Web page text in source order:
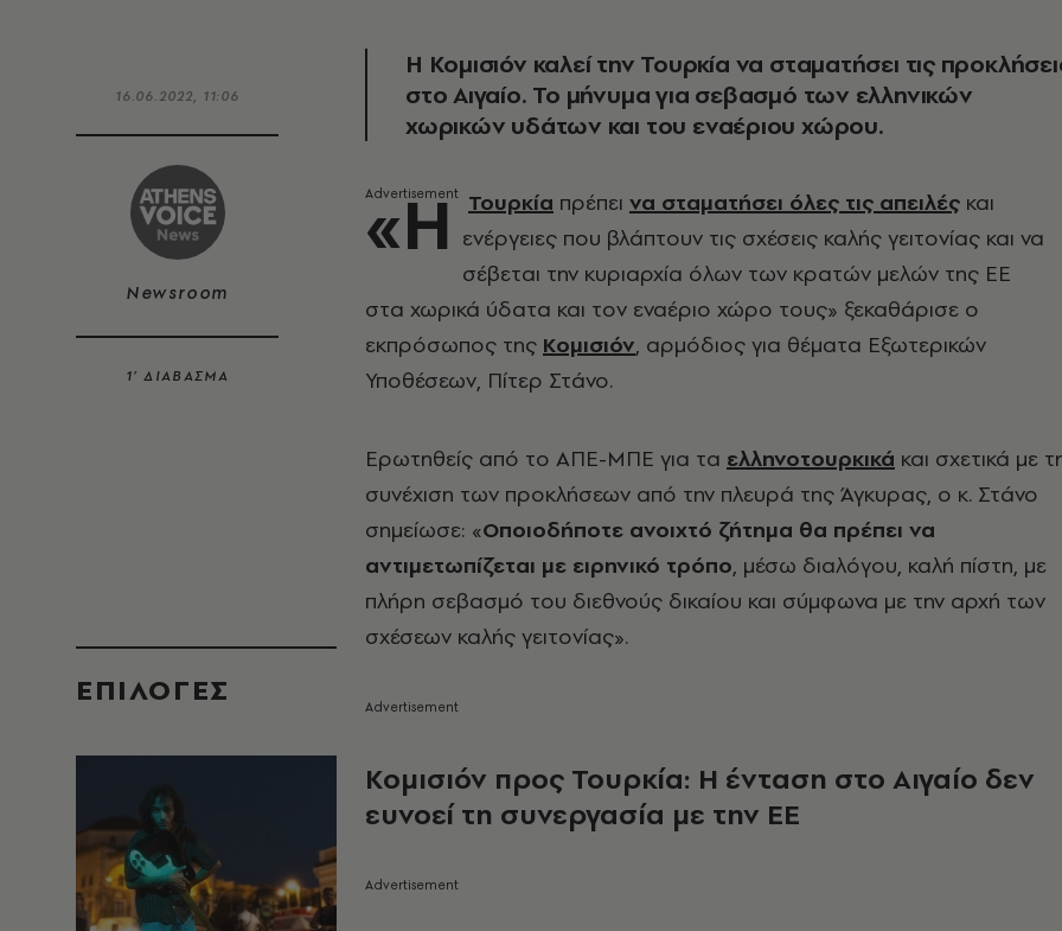
16.06.2022, 11:06
Newsroom
1’ ΔΙΑΒΑΣΜΑ
EΠΙΛΟΓΈΣ
Η Κομισιόν καλεί την Τουρκία να σταματήσει τις
στο Αιγαίο. Το μήνυμα για σεβασμό των ελληνικών
χωρικών υδάτων και του εναέριου χώρου.
«Η Τουρκία πρέπει να σταματήσει όλες τις απειλές και
ενέργειες που βλάπτουν τις σχέσεις καλής γειτονίας και να
σέβεται την κυριαρχία όλων των κρατών μελών της ΕΕ
στα χωρικά ύδατα και τον εναέριο χώρο τους» ξεκαθάρισε ο
εκπρόσωπος της Κομισιόν, αρμόδιος για θέματα Εξωτερικών
Υποθέσεων, Πίτερ Στάνο.
Ερωτηθείς από το ΑΠΕ-ΜΠΕ για τα ελληνοτουρκικά και σχετικά με
συνέχιση των προκλήσεων από την πλευρά της Άγκυρας, ο κ. Στάνο
σημείωσε: «Οποιοδήποτε ανοιχτό ζήτημα θα πρέπει να
αντιμετωπίζεται με ειρηνικό τρόπο, μέσω διαλόγου, καλή πίστη, με
πλήρη σεβασμό του διεθνούς δικαίου και σύμφωνα με την αρχή των
σχέσεων καλής γειτονίας».
Κομισιόν προς Τουρκία: Η ένταση στο Αιγαίο δεν
ευνοεί τη συνεργασία με την ΕΕ